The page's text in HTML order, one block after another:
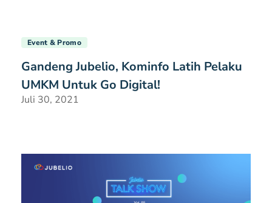
Event & Promo
Gandeng Jubelio, Kominfo Latih Pelaku
UMKM Untuk Go Digital!
Juli 30, 2021